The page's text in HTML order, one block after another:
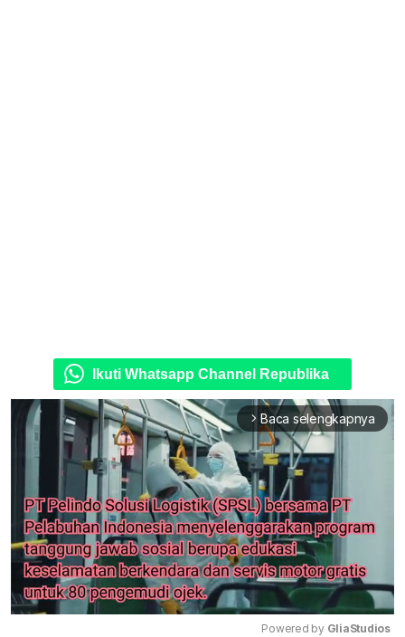
Ikuti Whatsapp Channel Republika
arrow_forward_ios Baca selengkapnya
Powered by GliaStudios